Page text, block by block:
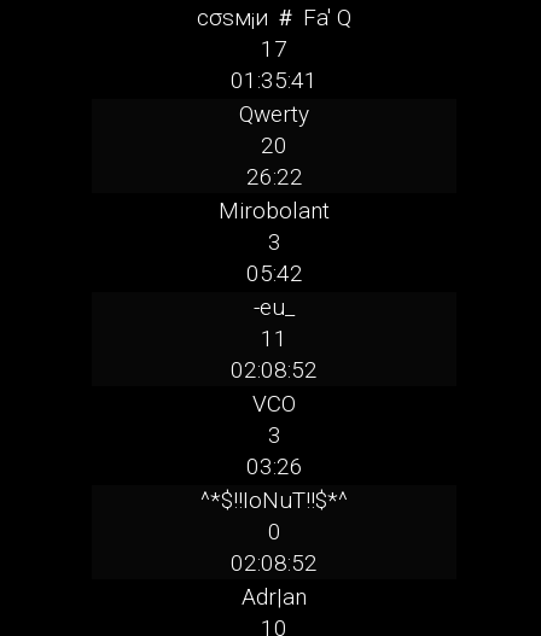
сσsм¡и ＃ Fa' Q
17
01:35:41
Qwerty
20
26:22
Mirobolant
3
05:42
-eu_
11
02:08:52
VCO
3
03:26
^*$!!IoNuT!!$*^
0
02:08:52
Adr|an
10